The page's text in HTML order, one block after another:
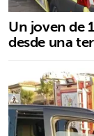
Un joven de
desde una